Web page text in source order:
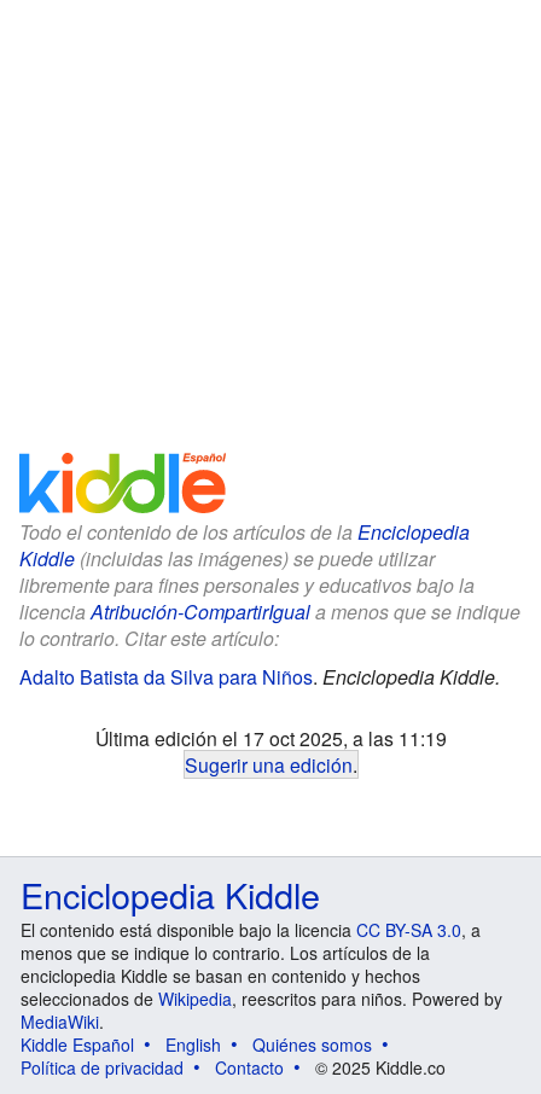
Todo el contenido de los artículos de la Enciclopedia
Kiddle (incluidas las imágenes) se puede utilizar
libremente para fines personales y educativos bajo la
licenciaAtribución-CompartirIguala menos que se indique
lo contrario. Citar este artículo:
Adalto Batista da Silva para Niños. Enciclopedia Kiddle.
Última edición el 17 oct 2025, a las 11:19
Sugerir una edición.
Enciclopedia Kiddle
El contenido está disponible bajo la licencia CC BY-SA 3.0, a
menos que se indique lo contrario. Los artículos de la
enciclopedia Kiddle se basan en contenido y hechos
seleccionados de Wikipedia, reescritos para niños. Powered by
MediaWiki.
Kiddle Español
English
Quiénes somos
Política de privacidad
Contacto © 2025 Kiddle.co